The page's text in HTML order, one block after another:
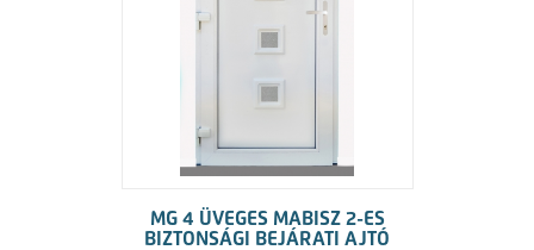
MG 4 ÜVEGES MABISZ 2-ES
BIZTONSÁGI BEJÁRATI AJTÓ